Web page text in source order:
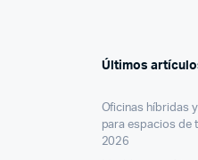
Últimos
Oficinas híbridas
para espacios de
2026